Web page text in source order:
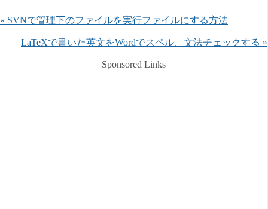
« SVNで管理下のファイルを実行ファイルにする方法
LaTeXで書いた英文をWordでスペル、文法チェックする »
Sponsored Links